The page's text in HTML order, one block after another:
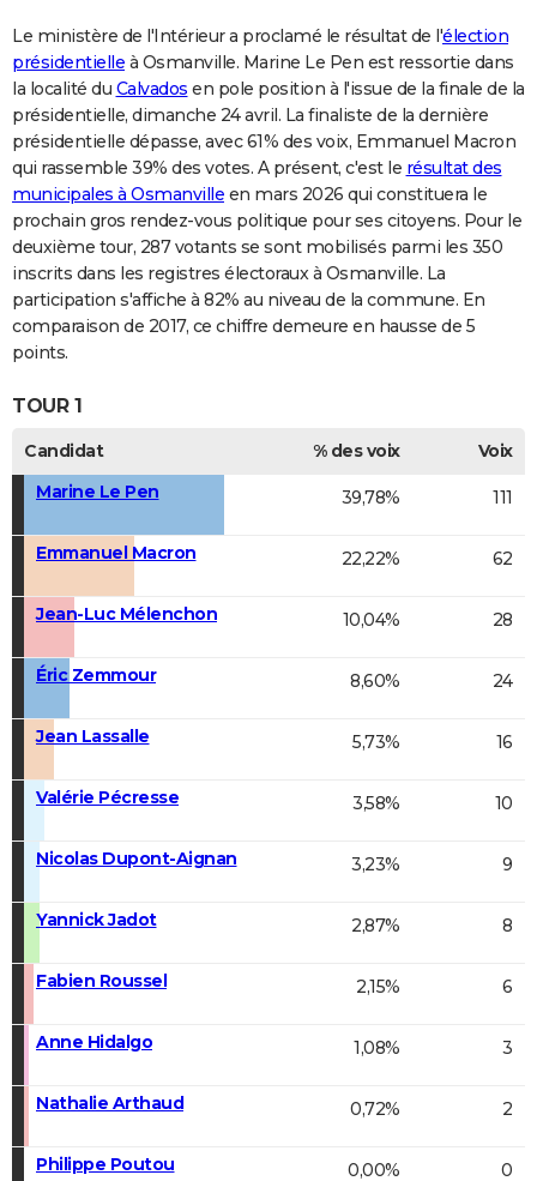
Le ministère de l'Intérieur a proclamé le résultat de l'élection
présidentielle à Osmanville. Marine Le Pen est ressortie dans
la localité du Calvados en pole position à l'issue de la finale de la
présidentielle, dimanche 24 avril. La finaliste de la dernière
présidentielle dépasse, avec 61% des voix, Emmanuel Macron
qui rassemble 39% des votes. A présent, c'est le résultat des
municipales à Osmanville en mars 2026 qui constituera le
prochain gros rendez-vous politique pour ses citoyens. Pour le
deuxième tour, 287 votants se sont mobilisés parmi les 350
inscrits dans les registres électoraux à Osmanville. La
participation s'affiche à 82% au niveau de la commune. En
comparaison de 2017, ce chiffre demeure en hausse de 5
points.
TOUR 1
Candidat % des voix
Voix
Marine Le Pen
39,78% 111
Emmanuel Macron 22,22% 62
Jean-Luc Mélenchon 10,04% 28
Éric Zemmour 8,60% 24
Jean Lassalle 5,73% 16
Valérie Pécresse 3,58% 10
Nicolas Dupont-Aignan 3,23% 9
Yannick Jadot 2,87% 8
Fabien Roussel 2,15% 6
Anne Hidalgo 1,08% 3
Nathalie Arthaud 0,72% 2
Philippe Poutou 0,00% 0